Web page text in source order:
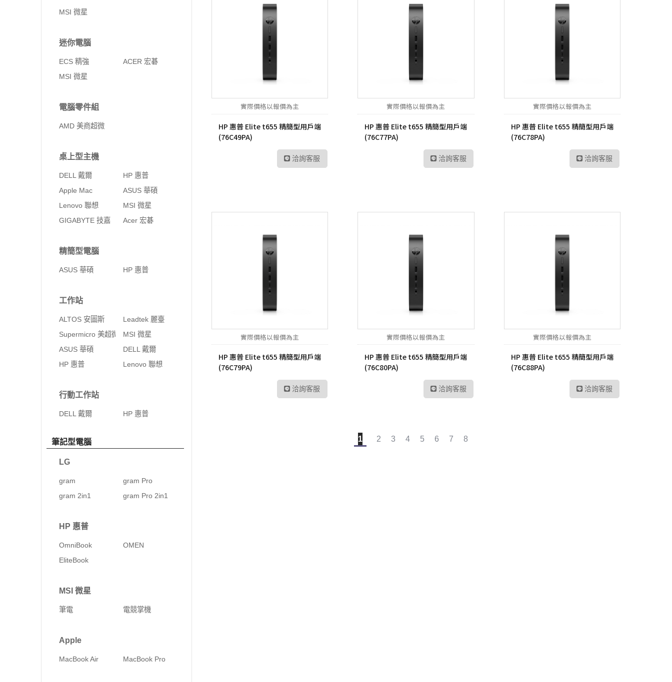
MSI 微星
迷你電腦
ECS 精強
ACER 宏碁
MSI 微星
電腦零件組
AMD 美商超微
桌上型主機
DELL 戴爾
HP 惠普
Apple Mac
ASUS 華碩
Lenovo 聯想
MSI 微星
GIGABYTE 技嘉
Acer 宏碁
精簡型電腦
ASUS 華碩 HP 惠普
工作站
ALTOS 安圖斯
Leadtek 麗臺
Supermicro 美超微
MSI 微星
ASUS 華碩
DELL 戴爾
HP 惠普
Lenovo 聯想
行動工作站
DELL 戴爾 HP 惠普
筆記型電腦
LG
gram
gram Pro
gram 2in1
gram Pro 2in1
HP 惠普
OmniBook
OMEN
EliteBook
MSI 微星
筆電 電競掌機
Apple
MacBook Air MacBook Pro
實際價格以報價為主
HP 惠普 Elite t655 精簡型用戶端
(76C49PA)
洽詢客服
實際價格以報價為主
HP 惠普 Elite t655 精簡型用戶端
(76C77PA)
洽詢客服
實際價格以報價為主
HP 惠普 Elite t655 精簡型用戶端
(76C78PA)
洽詢客服
實際價格以報價為主
HP 惠普 Elite t655 精簡型用戶端
(76C79PA)
洽詢客服
實際價格以報價為主
HP 惠普 Elite t655 精簡型用戶端
(76C80PA)
洽詢客服
實際價格以報價為主
HP 惠普 Elite t655 精簡型用戶端
(76C88PA)
洽詢客服
1 2 3 4 5 6 7 8